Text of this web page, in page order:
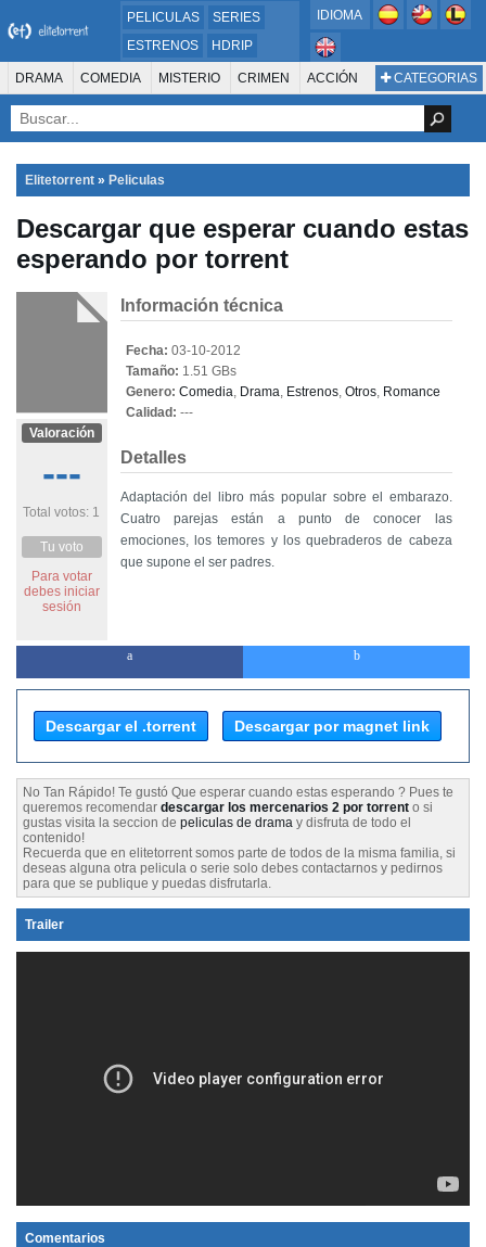
PELICULAS
SERIES
ESTRENOS
HDRIP
MICROHD
720P
DVDRIP
IDIOMA
CATEGORIAS
DRAMA COMEDIA MISTERIO CRIMEN ACCIÓN
SUSPENSO AVENTURA
ANIMACIÓN ROMANCE TERROR CIENCIA FICCIÓN FANTASÍA
FAMILIA DOCUS Y TV
PELÍCULA DE LA TELEVISIÓN FOREIGN KIDS REALITY ANIMACION
Elitetorrent » Peliculas
Descargar que esperar cuando estas
esperando por torrent
Valoración
---
Total votos: 1
Tu voto
Para votar
debes iniciar
sesión
Información técnica
Fecha: 03-10-2012
Tamaño: 1.51 GBs
Genero: Comedia, Drama, Estrenos, Otros, Romance
Calidad: ---
Detalles
Adaptación del libro más popular sobre el embarazo.
Cuatro parejas están a punto de conocer las
emociones, los temores y los quebraderos de cabeza
que supone el ser padres.
Descargar el .torrent Descargar por magnet link
No Tan Rápido! Te gustó Que esperar cuando estas esperando ? Pues te
queremos recomendar descargar los mercenarios 2 por torrent o si
gustas visita la seccion de peliculas de drama y disfruta de todo el
contenido!
Recuerda que en elitetorrent somos parte de todos de la misma familia, si
deseas alguna otra pelicula o serie solo debes contactarnos y pedirnos
para que se publique y puedas disfrutarla.
Trailer
Comentarios